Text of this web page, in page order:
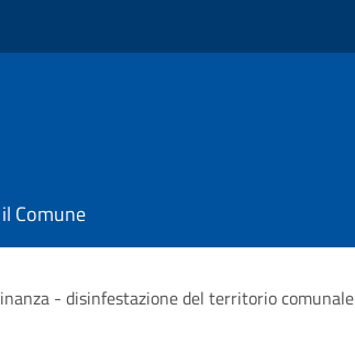
Comune
- disinfestazione del territorio comunale